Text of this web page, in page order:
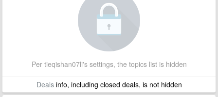
Per tieqishan07li's settings, the topics list is hidden
Dealsinfo, including closed deals, is not hidden